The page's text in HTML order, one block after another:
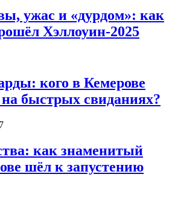
ужас и «дурдом»: как
Хэллоуин-2025
кого в Кемерове
быстрых свиданиях?
как знаменитый
шёл к запустению